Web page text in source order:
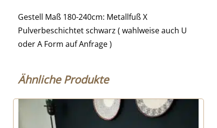
Gestell Maß 180-240cm: Metallfuß X
Pulverbeschichtet schwarz ( wahlweise auch U
oder A Form auf Anfrage )
Ähnliche Produkte